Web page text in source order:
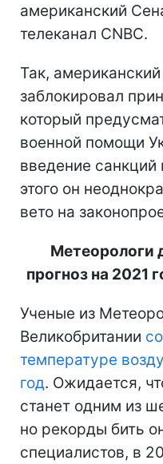
американский
телеканал CNBC.
Так,
заблокировал
который
военной помощи
введение
этого он
вето на
Метеорологи
прогноз на 2021
Ученые из
Великобритании
температуре
год. Ожидается,
станет одним из
но рекорды бить
специалистов, в